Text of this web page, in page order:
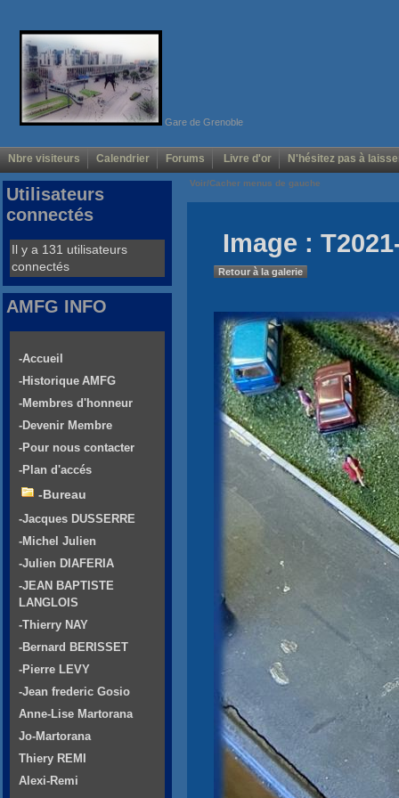
Gare de Grenoble
Nbre visiteurs Calendrier Forums Livre d'or N'hésitez pas à
Voir/Cacher menus de gauche
Image :
Retour à la galerie
Utilisateurs
connectés
Il y a 131 utilisateurs
connectés
AMFG INFO
-Accueil
-Historique AMFG
-Membres d'honneur
-Devenir Membre
-Pour nous contacter
-Plan d'accés
-Bureau
-Jacques DUSSERRE
-Michel Julien
-Julien DIAFERIA
-JEAN BAPTISTE
LANGLOIS
-Thierry NAY
-Bernard BERISSET
-Pierre LEVY
-Jean frederic Gosio
Anne-Lise Martorana
Jo-Martorana
Thiery REMI
Alexi-Remi